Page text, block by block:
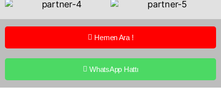
Hemen Ara !
WhatsApp Hattı